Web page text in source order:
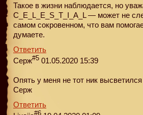
Такое в жизни наблюдается, но
C_E_L_E_S_T_I_A_L — может не
самом сокровенном, что вам
думаете.
Ответить
Серж#5 01.05.2020 15:39
Опять у меня не тот ник
Серж
Ответить
#6